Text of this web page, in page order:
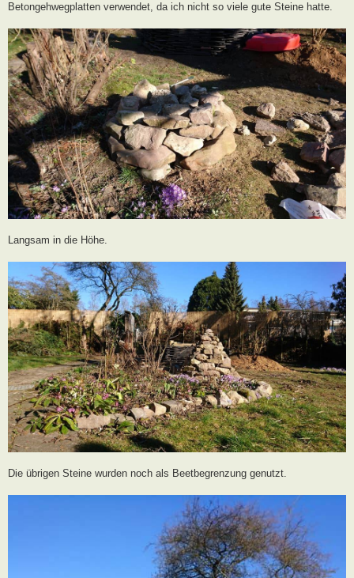
Betongehwegplatten verwendet, da ich nicht so viele gute Steine hatte.
Langsam in die Höhe.
Die übrigen Steine wurden noch als Beetbegrenzung genutzt.